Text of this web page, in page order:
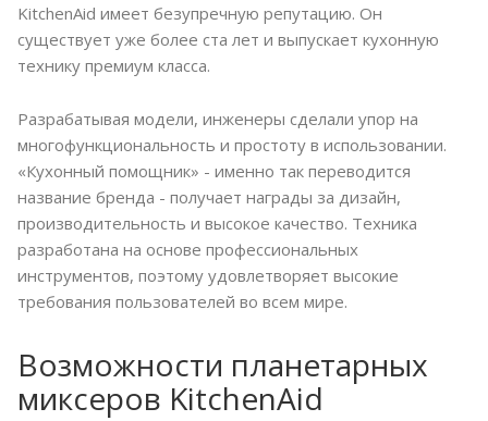
KitchenAid имеет безупречную репутацию. Он
существует уже более ста лет и выпускает кухонную
технику премиум класса.
Разрабатывая модели, инженеры сделали упор на
многофункциональность и простоту в использовании.
«Кухонный помощник» - именно так переводится
название бренда - получает награды за дизайн,
производительность и высокое качество. Техника
разработана на основе профессиональных
инструментов, поэтому удовлетворяет высокие
требования пользователей во всем мире.
Возможности планетарных
миксеров KitchenAid